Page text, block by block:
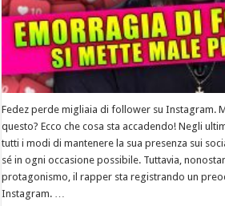
Fedez perde migliaia di follower su Instagram.
questo? Ecco che cosa sta accadendo! Negli
tutti i modi di mantenere la sua presenza sui
sé in ogni occasione possibile. Tuttavia,
protagonismo, il rapper sta registrando un
Instagram. …